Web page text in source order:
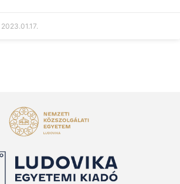
2023.01.17.